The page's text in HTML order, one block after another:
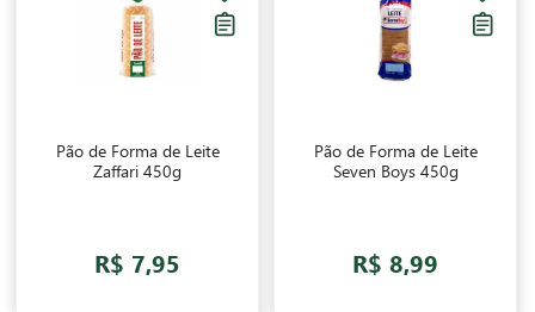
Pão de Forma de Leite
Zaffari 450g
R$ 7,95
Pão de Forma de Leite
Seven Boys 450g
R$ 8,99